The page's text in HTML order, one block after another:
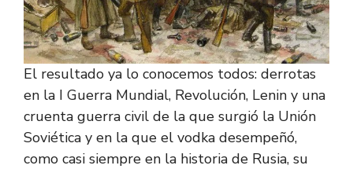
El resultado ya lo conocemos todos: derrotas
en la I Guerra Mundial, Revolución, Lenin y una
cruenta guerra civil de la que surgió la Unión
Soviética y en la que el vodka desempeñó,
como casi siempre en la historia de Rusia, su